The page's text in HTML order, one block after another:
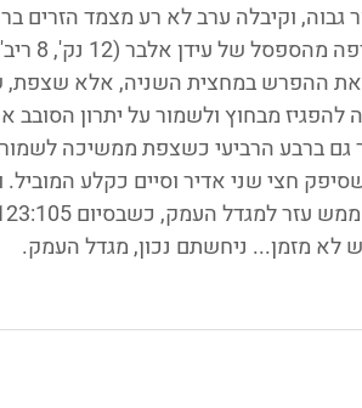
גם ברבע הרביעי כשצפת ממשיכה
לא מזמן... ניחשתם נכון, מגדל העמק.